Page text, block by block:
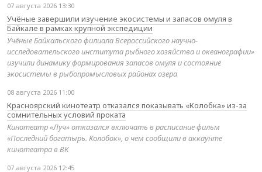
07 августа 2026 13:30
Учёные завершили изучение экосистемы и запасов омуля в
Байкале в рамках крупной экспедиции
Учёные Байкальского филиала Всероссийского научно-
исследовательского института рыбного хозяйства и океанографии»
изучили динамику формирования запасов омуля и состояние
экосистемы в рыбопромысловых районах озера
08 августа 2026 11:00
Красноярский кинотеатр отказался показывать «Колобка» из-за
сомнительных условий проката
Кинотеатр «Луч» отказался включать в расписание фильм
«Последний богатырь. Колобок», о чем сообщили в аккаунте
кинотеатра в ВК
07 августа 2026 12:45